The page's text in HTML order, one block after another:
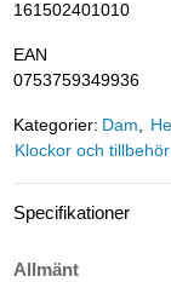
161502401010
EAN
0753759349936
Kategorier: Dam
Klockor och tillbehör
Specifikationer
Allmänt